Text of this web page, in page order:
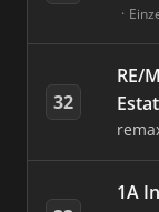
32
RE/
1A